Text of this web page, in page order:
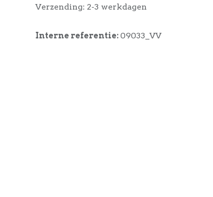
Verzending: 2-3 werkdagen
Interne referentie: 09033_VV